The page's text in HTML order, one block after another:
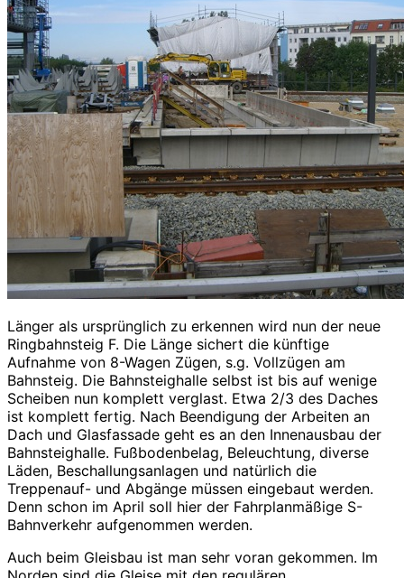
Länger als ursprünglich zu erkennen wird nun der neue
Ringbahnsteig F. Die Länge sichert die künftige
Aufnahme von 8-Wagen Zügen, s.g. Vollzügen am
Bahnsteig. Die Bahnsteighalle selbst ist bis auf wenige
Scheiben nun komplett verglast. Etwa 2/3 des Daches
ist komplett fertig. Nach Beendigung der Arbeiten an
Dach und Glasfassade geht es an den Innenausbau der
Bahnsteighalle. Fußbodenbelag, Beleuchtung, diverse
Läden, Beschallungsanlagen und natürlich die
Treppenauf- und Abgänge müssen eingebaut werden.
Denn schon im April soll hier der Fahrplanmäßige S-
Bahnverkehr aufgenommen werden.
Auch beim Gleisbau ist man sehr voran gekommen. Im